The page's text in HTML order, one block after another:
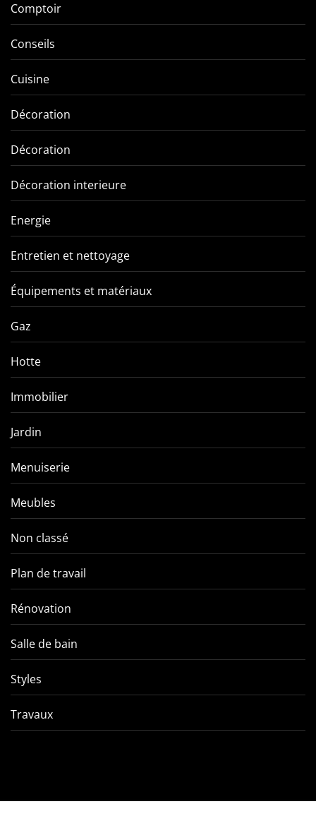
Comptoir
Conseils
Cuisine
Décoration
Décoration
Décoration interieure
Energie
Entretien et nettoyage
Équipements et matériaux
Gaz
Hotte
Immobilier
Jardin
Menuiserie
Meubles
Non classé
Plan de travail
Rénovation
Salle de bain
Styles
Travaux